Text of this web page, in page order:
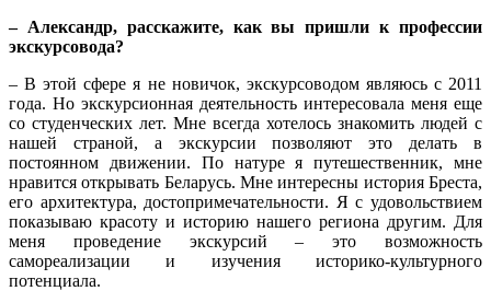
– Александр, расскажите, как вы пришли к профессии
экскурсовода?
– В этой сфере я не новичок, экскурсоводом являюсь с 2011
года. Но экскурсионная деятельность интересовала меня еще
со студенческих лет. Мне всегда хотелось знакомить людей с
нашей страной, а экскурсии позволяют это делать в
постоянном движении. По натуре я путешественник, мне
нравится открывать Беларусь. Мне интересны история Бреста,
его архитектура, достопримечательности. Я с удовольствием
показываю красоту и историю нашего региона другим. Для
меня проведение экскурсий – это возможность
самореализации и изучения историко-культурного
потенциала.